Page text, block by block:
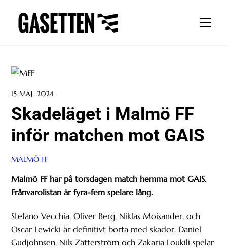
content
15 MAJ, 2024
Skadeläget i Malmö FF
inför matchen mot GAIS
MALMÖ FF
Malmö FF har på torsdagen match hemma mot GAIS.
Frånvarolistan är fyra-fem spelare lång.
Stefano Vecchia, Oliver Berg, Niklas Moisander, och
Oscar Lewicki är definitivt borta med skador. Daniel
Gudjohnsen, Nils Zätterström och Zakaria Loukili spelar